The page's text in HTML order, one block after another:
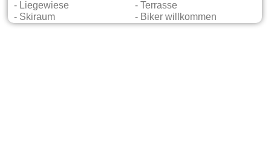
- Liegewiese
- Terrasse
- Skiraum
- Biker willkommen